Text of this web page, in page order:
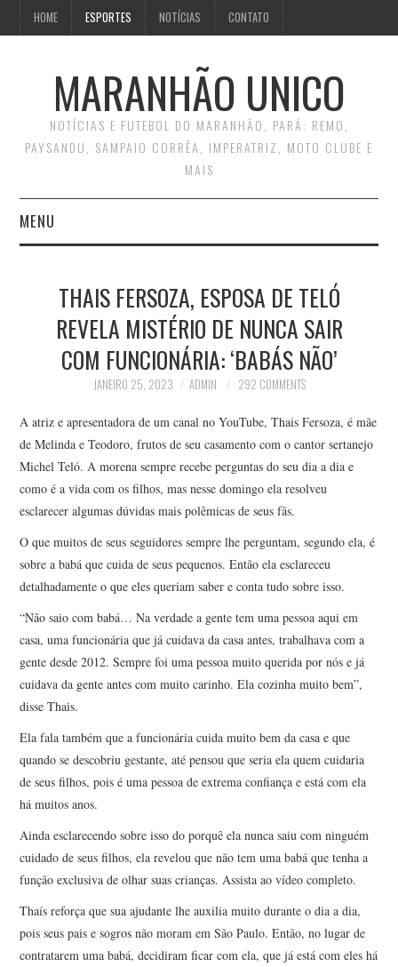
HOME ESPORTES NOTÍCIAS CONTATO
MARANHÃO UNICO
NOTÍCIAS E FUTEBOL DO MARANHÃO, PARÁ: REMO,
PAYSANDU, SAMPAIO CORRÊA, IMPERATRIZ, MOTO CLUBE E
MAIS
MENU
CONTATO
THAIS FERSOZA, ESPOSA DE TELÓ
REVELA MISTÉRIO DE NUNCA SAIR
COM FUNCIONÁRIA: ‘BABÁS NÃO’
JANEIRO 25, 2023 ADMIN 292 COMMENTS
A atriz e apresentadora de um canal no YouTube, Thais Fersoza, é mãe
de Melinda e Teodoro, frutos de seu casamento com o cantor sertanejo
Michel Teló. A morena sempre recebe perguntas do seu dia a dia e
como é a vida com os filhos, mas nesse domingo ela resolveu
esclarecer algumas dúvidas mais polêmicas de seus fãs.
O que muitos de seus seguidores sempre lhe perguntam, segundo ela, é
sobre a babá que cuida de seus pequenos. Então ela esclareceu
detalhadamente o que eles queriam saber e conta tudo sobre isso.
“Não saio com babá… Na verdade a gente tem uma pessoa aqui em
casa, uma funcionária que já cuidava da casa antes, trabalhava com a
gente desde 2012. Sempre foi uma pessoa muito querida por nós e já
cuidava da gente antes com muito carinho. Ela cozinha muito bem”,
disse Thais.
Ela fala também que a funcionária cuida muito bem da casa e que
quando se descobriu gestante, até pensou que seria ela quem cuidaria
de seus filhos, pois é uma pessoa de extrema confiança e está com ela
há muitos anos.
Ainda esclarecendo sobre isso do porquê ela nunca saiu com ninguém
cuidado de seus filhos, ela revelou que não tem uma babá que tenha a
função exclusiva de olhar suas crianças. Assista ao vídeo completo.
Thaís reforça que sua ajudante lhe auxilia muito durante o dia a dia,
pois seus pais e sogros não moram em São Paulo. Então, no lugar de
contratarem uma babá, decidiram ficar com ela, que já está com eles há